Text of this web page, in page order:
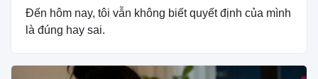
Đến hôm nay, tôi vẫn không biết quyết định của mình
là đúng hay sai.